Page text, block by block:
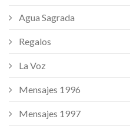
Agua Sagrada
Regalos
La Voz
Mensajes 1996
Mensajes 1997